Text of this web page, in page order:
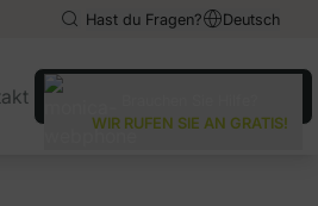
Hast du Fragen? Deutsch
English
English
WIR RUFEN SIE AN GRATIS!